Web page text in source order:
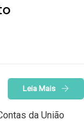
Leia Mais
da União